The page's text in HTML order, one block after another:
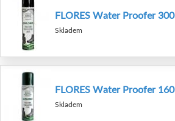
FLORES Water Proofer 300
Skladem
FLORES Water Proofer 160
Skladem